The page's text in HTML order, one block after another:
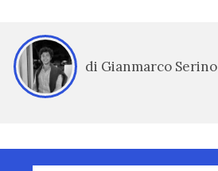
di Gianmarco Serino